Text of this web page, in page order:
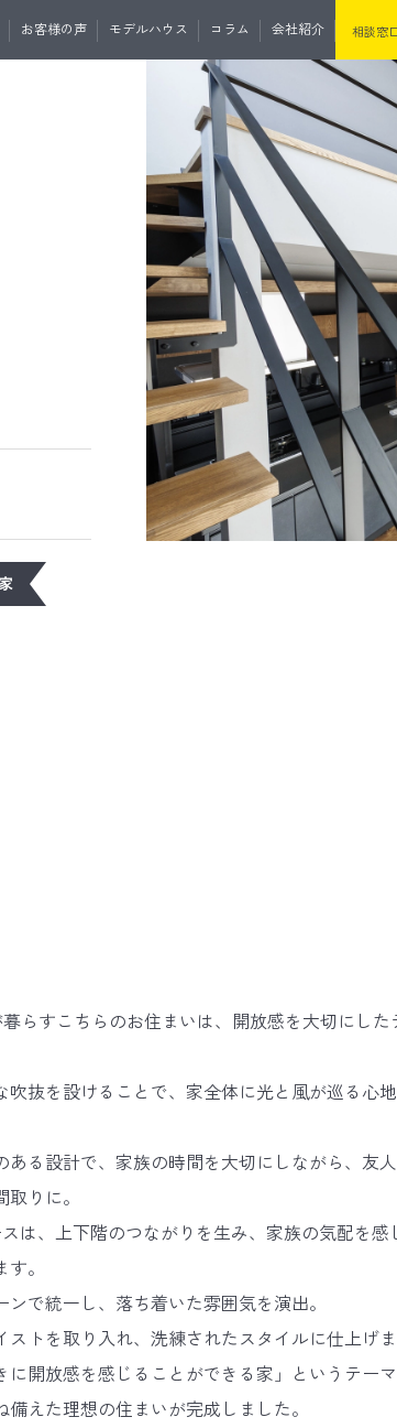
たけうちの家の強み
リフォーム サウナ事業
耐震性・耐久性
道産材の高精度エンジニアリングウ
オリジナル工法
J暖熱枠＋グリッドポスト基礎工法
リフォーム・リノベーション
お客様の声 モデルハウス コラム 会社紹介 相談窓
無料相談
土地・分譲住宅情報 たけうちの住
らすこちらのお住まいは、開放感を大切にした
吹抜を設けることで、家全体に光と風が巡る心
ある設計で、家族の時間を大切にしながら、友
りに。
は、上下階のつながりを生み、家族の気配を感
。
で統一し、落ち着いた雰囲気を演出。
ストを取り入れ、洗練されたスタイルに仕上げま
に開放感を感じることができる家」というテーマ
えた理想の住まいが完成しました。